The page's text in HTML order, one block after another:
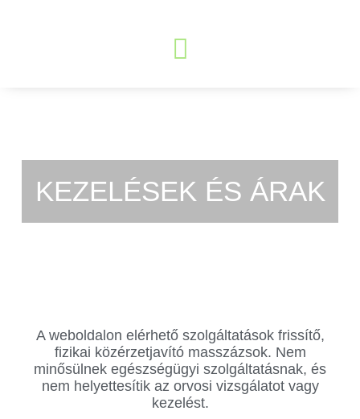
KEZELÉSEK ÉS ÁRAK
A weboldalon elérhető szolgáltatások frissítő,
fizikai közérzetjavító masszázsok. Nem
minősülnek egészségügyi szolgáltatásnak, és
nem helyettesítik az orvosi vizsgálatot vagy
kezelést.